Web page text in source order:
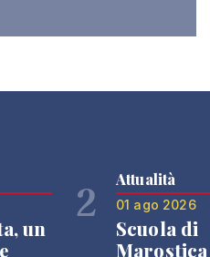
un
2 Attualità
01 ago 2026
Scuola di